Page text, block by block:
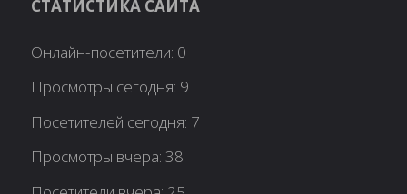
СТАТИСТИКА САЙТА
Онлайн-посетители: 0
Просмотры сегодня: 9
Посетителей сегодня: 7
Просмотры вчера:38